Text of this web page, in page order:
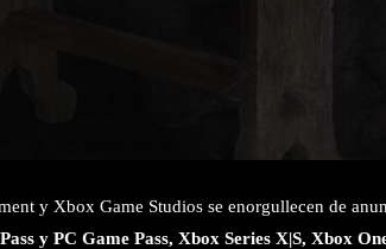
y Xbox Game Studios se enorgullecen de
y PC Game Pass, Xbox Series X|S, Xbox